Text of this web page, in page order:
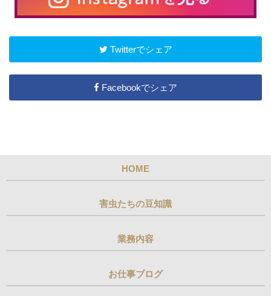
Twitterでシェア
Facebookでシェア
HOME
害虫たちの豆知識
業務内容
お仕事ブログ